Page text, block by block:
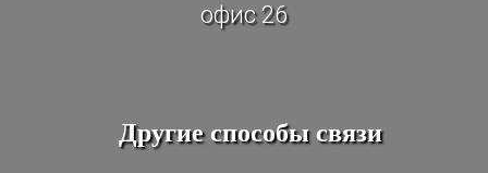
офис 26
Другие способы связи